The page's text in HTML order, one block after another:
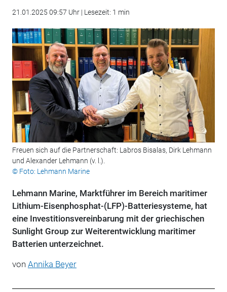
21.01.2025 09:57 Uhr | Lesezeit: 1 min
Freuen sich auf die Partnerschaft: Labros Bisalas, Dirk Lehmann
und Alexander Lehmann (v. l.).
© Foto: Lehmann Marine
Lehmann Marine, Marktführer im Bereich maritimer
Lithium-Eisenphosphat-(LFP)-Batteriesysteme, hat
eine Investitionsvereinbarung mit der griechischen
Sunlight Group zur Weiterentwicklung maritimer
Batterien unterzeichnet.
von Annika Beyer